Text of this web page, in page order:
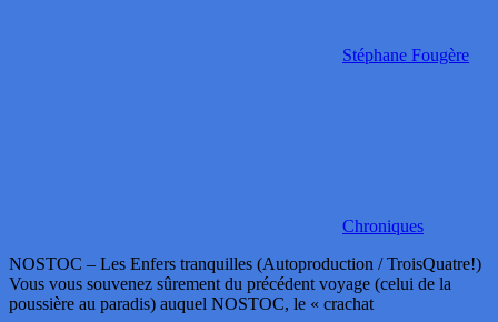
Stéphane Fougère
Chroniques
NOSTOC – Les Enfers tranquilles (Autoproduction / TroisQuatre!)
Vous vous souvenez sûrement du précédent voyage (celui de la
poussière au paradis) auquel NOSTOC, le « crachat